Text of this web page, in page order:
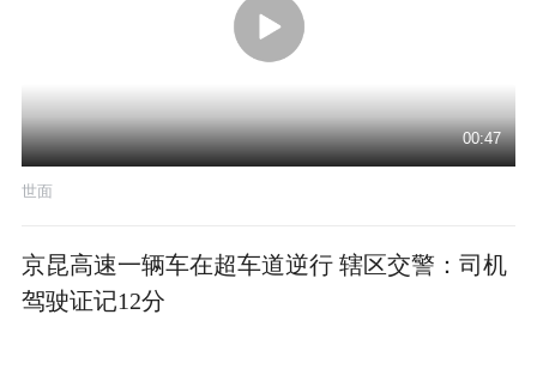
00:47
世面
京昆高速一辆车在超车道逆行 辖区交警：司机
驾驶证记12分